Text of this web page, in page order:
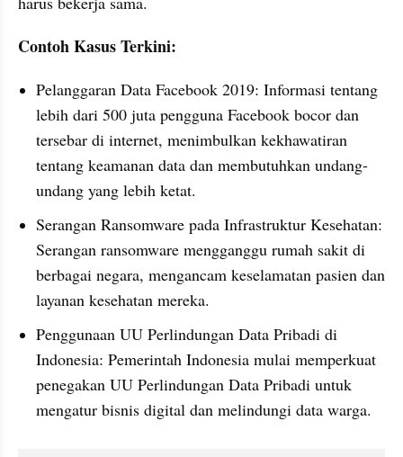
Contoh Kasus Terkini:
Pelanggaran Data Facebook 2019: Informasi tentang
lebih dari 500 juta pengguna Facebook bocor dan
tersebar di internet, menimbulkan kekhawatiran
tentang keamanan data dan membutuhkan undang-
undang yang lebih ketat.
Serangan Ransomware pada Infrastruktur Kesehatan:
Serangan ransomware mengganggu rumah sakit di
berbagai negara, mengancam keselamatan pasien dan
layanan kesehatan mereka.
Penggunaan UU Perlindungan Data Pribadi di
Indonesia: Pemerintah Indonesia mulai memperkuat
penegakan UU Perlindungan Data Pribadi untuk
mengatur bisnis digital dan melindungi data warga.